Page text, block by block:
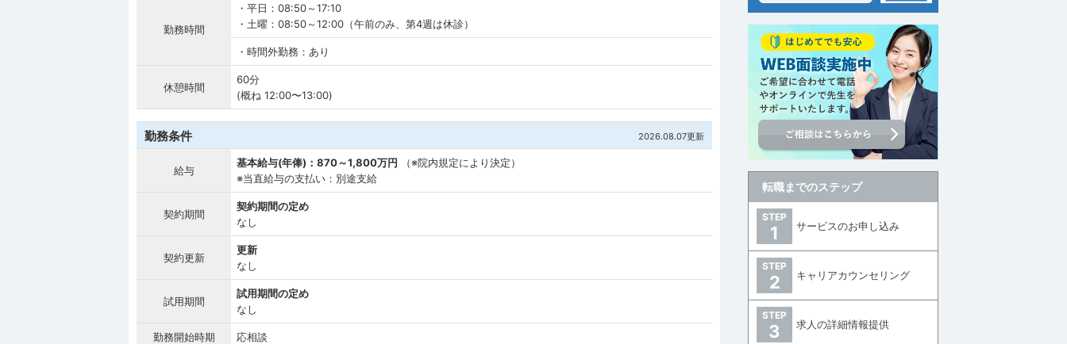
勤務時間
・平日：08:50～17:10
・土曜：08:50～12:00（午前のみ、第4週は休診）
・時間外勤務：あり
休憩時間
60分
(概ね 12:00〜13:00)
勤務条件 2026.08.07更新
給与
基本給与(年俸)：870～1,800万円 （※院内規定により決定）
※当直給与の支払い：別途支給
契約期間
契約期間の定め
なし
契約更新
更新
なし
試用期間
試用期間の定め
なし
勤務開始時期 応相談
転職までのステップ
STEP
1 サービスのお申し込み
STEP
2 キャリアカウンセリング
STEP
3 求人の詳細情報提供